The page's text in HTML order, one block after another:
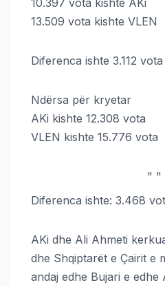
13.509 vota kishte VLEN
Diferenca ishte 3.112 vota
Ndërsa për kryetar
AKi kishte 12.308 vota
VLEN kishte 15.776 vota
" "
Diferenca ishte: 3.468
AKi dhe Ali Ahmeti
dhe Shqiptarët e Çairit e
andaj edhe Bujari e edhe